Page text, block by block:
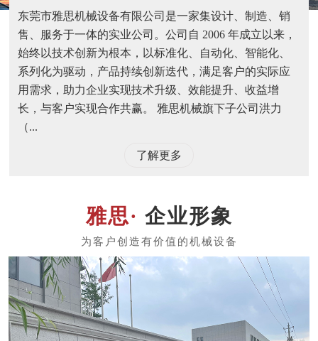
东莞市雅思机械设备有限公司是一家集设计、制造、销
售、服务于一体的实业公司。公司自 2006 年成立以来，
始终以技术创新为根本，以标准化、自动化、智能化、
系列化为驱动，产品持续创新迭代，满足客户的实际应
用需求，助力企业实现技术升级、效能提升、收益增
长，与客户实现合作共赢。 雅思机械旗下子公司洪力
（...
了解更多
企业形象